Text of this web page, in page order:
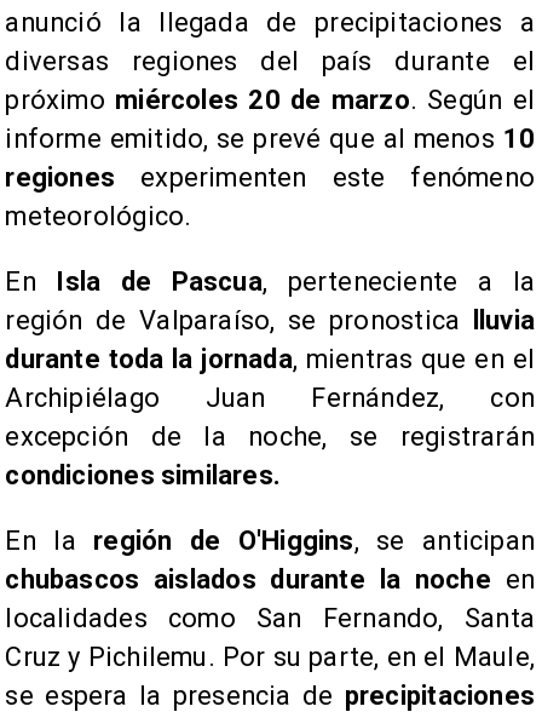
anunció la llegada de precipitaciones a
diversas regiones del país durante el
próximo miércoles 20 de marzo. Según el
informe emitido, se prevé que al menos 10
regiones experimenten este fenómeno
meteorológico.
​En Isla de Pascua, perteneciente a la
región de Valparaíso, se pronostica
lluvia
durante toda la jornada, mientras que en el
Archipiélago Juan Fernández, con
excepción de la noche, se registrarán
condiciones similares.
​En la región de O'Higgins, se anticipan
chubascos aislados durante la noche en
localidades como San Fernando, Santa
Cruz y Pichilemu. Por su parte, en el Maule,
se espera la presencia de precipitaciones